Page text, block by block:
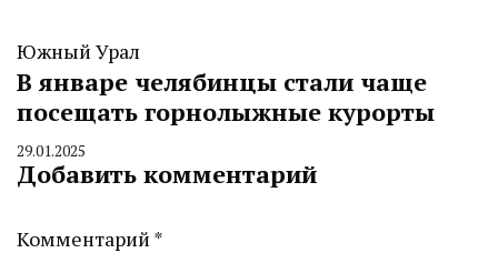
Южный Урал
В январе челябинцы стали чаще
посещать горнолыжные курорты
By
CHELINDUSTRY
29.01.2025
Добавить комментарий
Комментарий *